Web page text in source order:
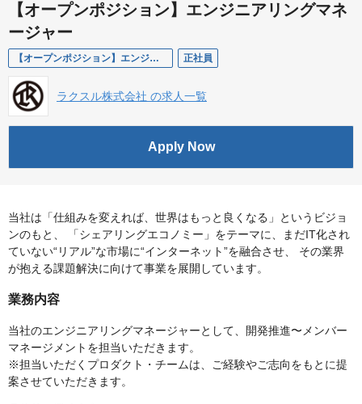
【オープンポジション】エンジニアリングマネ
ージャー
【オープンポジション】エンジニアリングマネージャー 正社員
ラクスル株式会社 の求人一覧
Apply Now
当社は「仕組みを変えれば、世界はもっと良くなる」というビジョ
ンのもと、 「シェアリングエコノミー」をテーマに、まだIT化され
ていない“リアル”な市場に“インターネット”を融合させ、 その業界
が抱える課題解決に向けて事業を展開しています。
業務内容
当社のエンジニアリングマネージャーとして、開発推進〜メンバー
マネージメントを担当いただきます。
※担当いただくプロダクト・チームは、ご経験やご志向をもとに提
案させていただきます。